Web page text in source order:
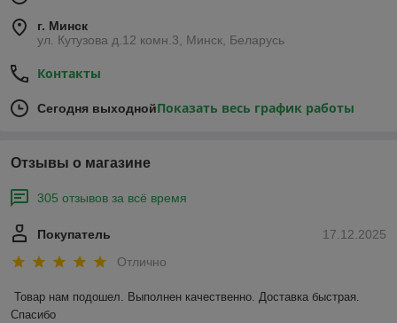
г. Минск
ул. Кутузова д.12 комн.3, Минск, Беларусь
Контакты
Сегодня выходнойПоказать весь график работы
Отзывы о магазине
305 отзывов за всё время
17.12.2025
Покупатель
Отлично
Товар нам подошел. Выполнен качественно. Доставка быстрая.
Спасибо